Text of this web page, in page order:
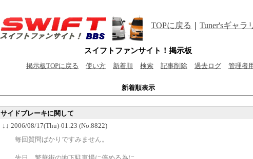
TOPに戻る Tuner'sギャラ
スイフトファンサイト！掲示板
掲示板TOPに戻る 使い方 新着順 検索 記事削除 過去ログ 管理者
新着順表示
サイドブレーキに関して
↓↓ 2006/08/17(Thu)-01:23 (No.8822)
毎回質問ばかりですみません。